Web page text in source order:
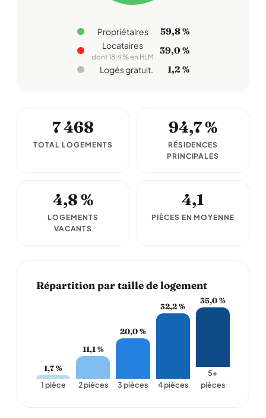
Propriétaires 59,8 %
Locataires
dont 18,4 % en HLM
39,0 %
Logés gratuit. 1,2 %
7 468
TOTAL LOGEMENTS
94,7 %
RÉSIDENCES
PRINCIPALES
4,8 %
LOGEMENTS
VACANTS
4,1
PIÈCES EN MOYENNE
Répartition par taille de logement
1,7 %
1 pièce
11,1 %
2 pièces
20,0 %
3 pièces
32,2 %
4 pièces
35,0 %
5+
pièces